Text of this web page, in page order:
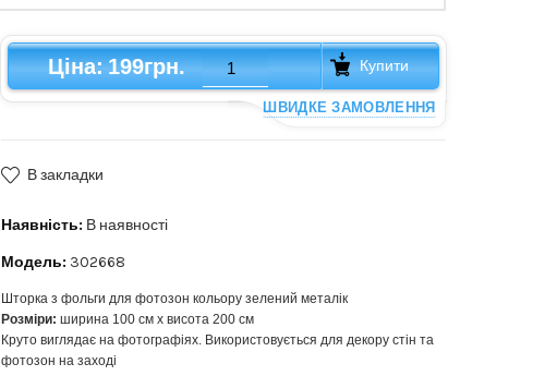
Ціна:199грн. Купити
ШВИДКЕ ЗАМОВЛЕННЯ
В закладки
Наявність: В наявності
Модель: 302668
Шторка з фольги для фотозон кольору зелений металік
Розміри: ширина 100 см х висота 200 см
Круто виглядає на фотографіях. Використовується для декору стін та
фотозон на заході